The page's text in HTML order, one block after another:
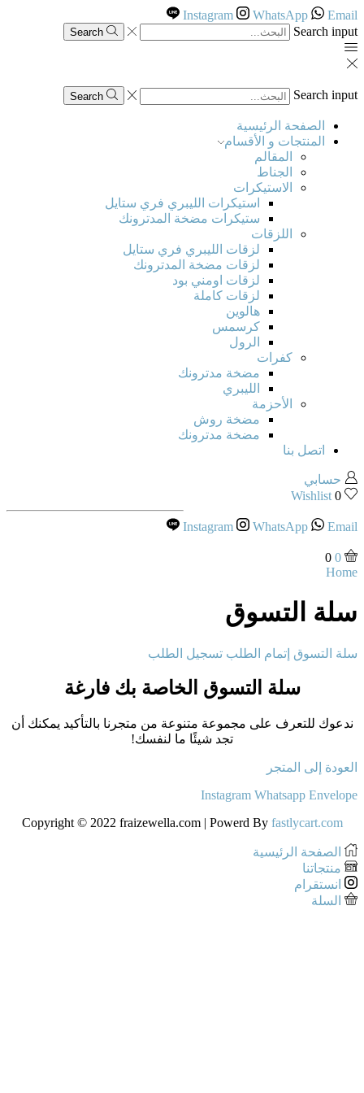
Instagram WhatsApp
Email
Search input
Search
Search input
Search
الصفحة الرئيسية
المنتجات و الأقسام
المقالم
الجناط
الاستيكرات
استيكرات الليبري فري ستايل
ستيكرات مضخة المدترونك
اللزقات
لزقات الليبري فري ستايل
لزقات مضخة المدترونك
لزقات اومني بود
لزقات كاملة
هالوين
كرسمس
الرول
كفرات
مضخة مدترونك
الليبري
الأحزمة
مضخة روش
مضخة مدترونك
اتصل بنا
حسابي
Wishlist 0
Instagram WhatsApp Email
0
0
Home
سلة التسوق
سلة التسوق إتمام الطلب تسجيل الطلب
سلة التسوق الخاصة بك فارغة
ندعوك للتعرف على مجموعة متنوعة من متجرنا بالتأكيد يمكنك أن
تجد شيئًا ما لنفسك!
العودة إلى المتجر
Instagram Whatsapp Envelope
Copyright © 2022 fraizewella.com | Powerd By fastlycart.com
الصفحة الرئيسية
منتجاتنا
انستقرام
السلة